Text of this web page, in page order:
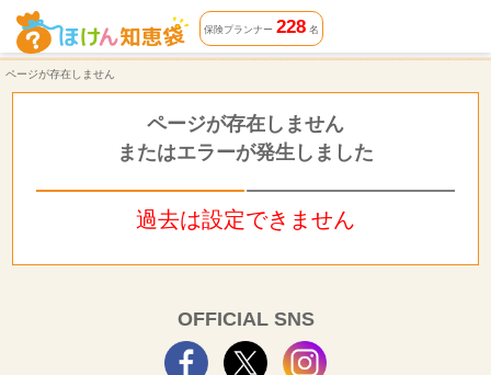
ページが存在しません | ほけん知恵袋
保険プランナー 228名
ページが存在しません
ページが存在しません
またはエラーが発生しました
過去は設定できません
OFFICIAL SNS